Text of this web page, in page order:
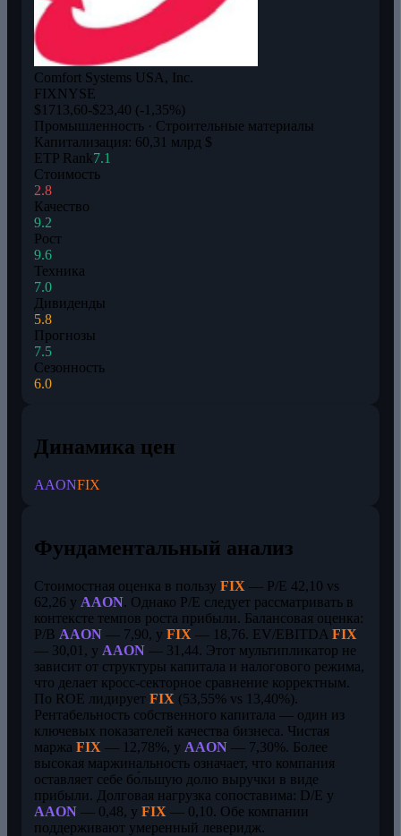
Comfort Systems USA, Inc.
FIXNYSE
$1713,60-$23,40 (-1,35%)
Промышленность · Строительные материалы
Капитализация: 60,31 млрд $
ETP Rank7.1
Стоимость
2.8
Качество
9.2
Рост
9.6
Техника
7.0
Дивиденды
5.8
Прогнозы
7.5
Сезонность
6.0
Динамика цен
AAONFIX
Фундаментальный анализ
Стоимостная оценка в пользу FIX — P/E 42,10 vs
62,26 у AAON. Однако P/E следует рассматривать в
контексте темпов роста прибыли. Балансовая оценка:
P/B AAON — 7,90, у FIX — 18,76. EV/EBITDA FIX
— 30,01, у AAON — 31,44. Этот мультипликатор не
зависит от структуры капитала и налогового режима,
что делает кросс-секторное сравнение корректным.
По ROE лидирует FIX (53,55% vs 13,40%).
Рентабельность собственного капитала — один из
ключевых показателей качества бизнеса. Чистая
маржа FIX — 12,78%, у AAON — 7,30%. Более
высокая маржинальность означает, что компания
оставляет себе бо́льшую долю выручки в виде
прибыли. Долговая нагрузка сопоставима: D/E у
AAON — 0,48, у FIX — 0,10. Обе компании
поддерживают умеренный леверидж.